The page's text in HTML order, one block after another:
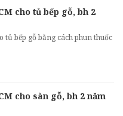
cho tủ bếp gỗ, bh 2
bếp gỗ bằng cách phun thuốc
cho sàn gỗ, bh 2 năm